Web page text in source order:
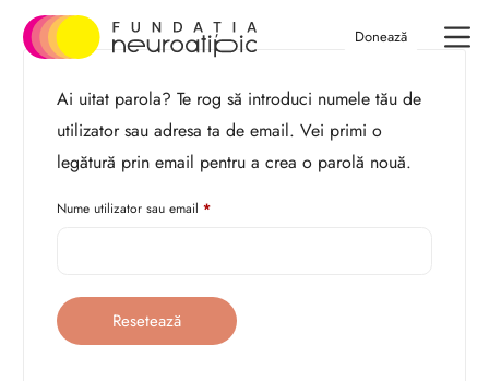
Donează
Ai uitat parola? Te rog să introduci numele tău de
utilizator sau adresa ta de email. Vei primi o
legătură prin email pentru a crea o parolă nouă.
Nume utilizator sau email*
Resetează